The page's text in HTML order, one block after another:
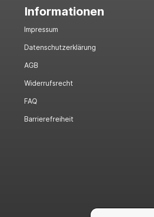
Informationen
Impressum
Datenschutzerklärung
AGB
Widerrufsrecht
FAQ
Barrierefreiheit